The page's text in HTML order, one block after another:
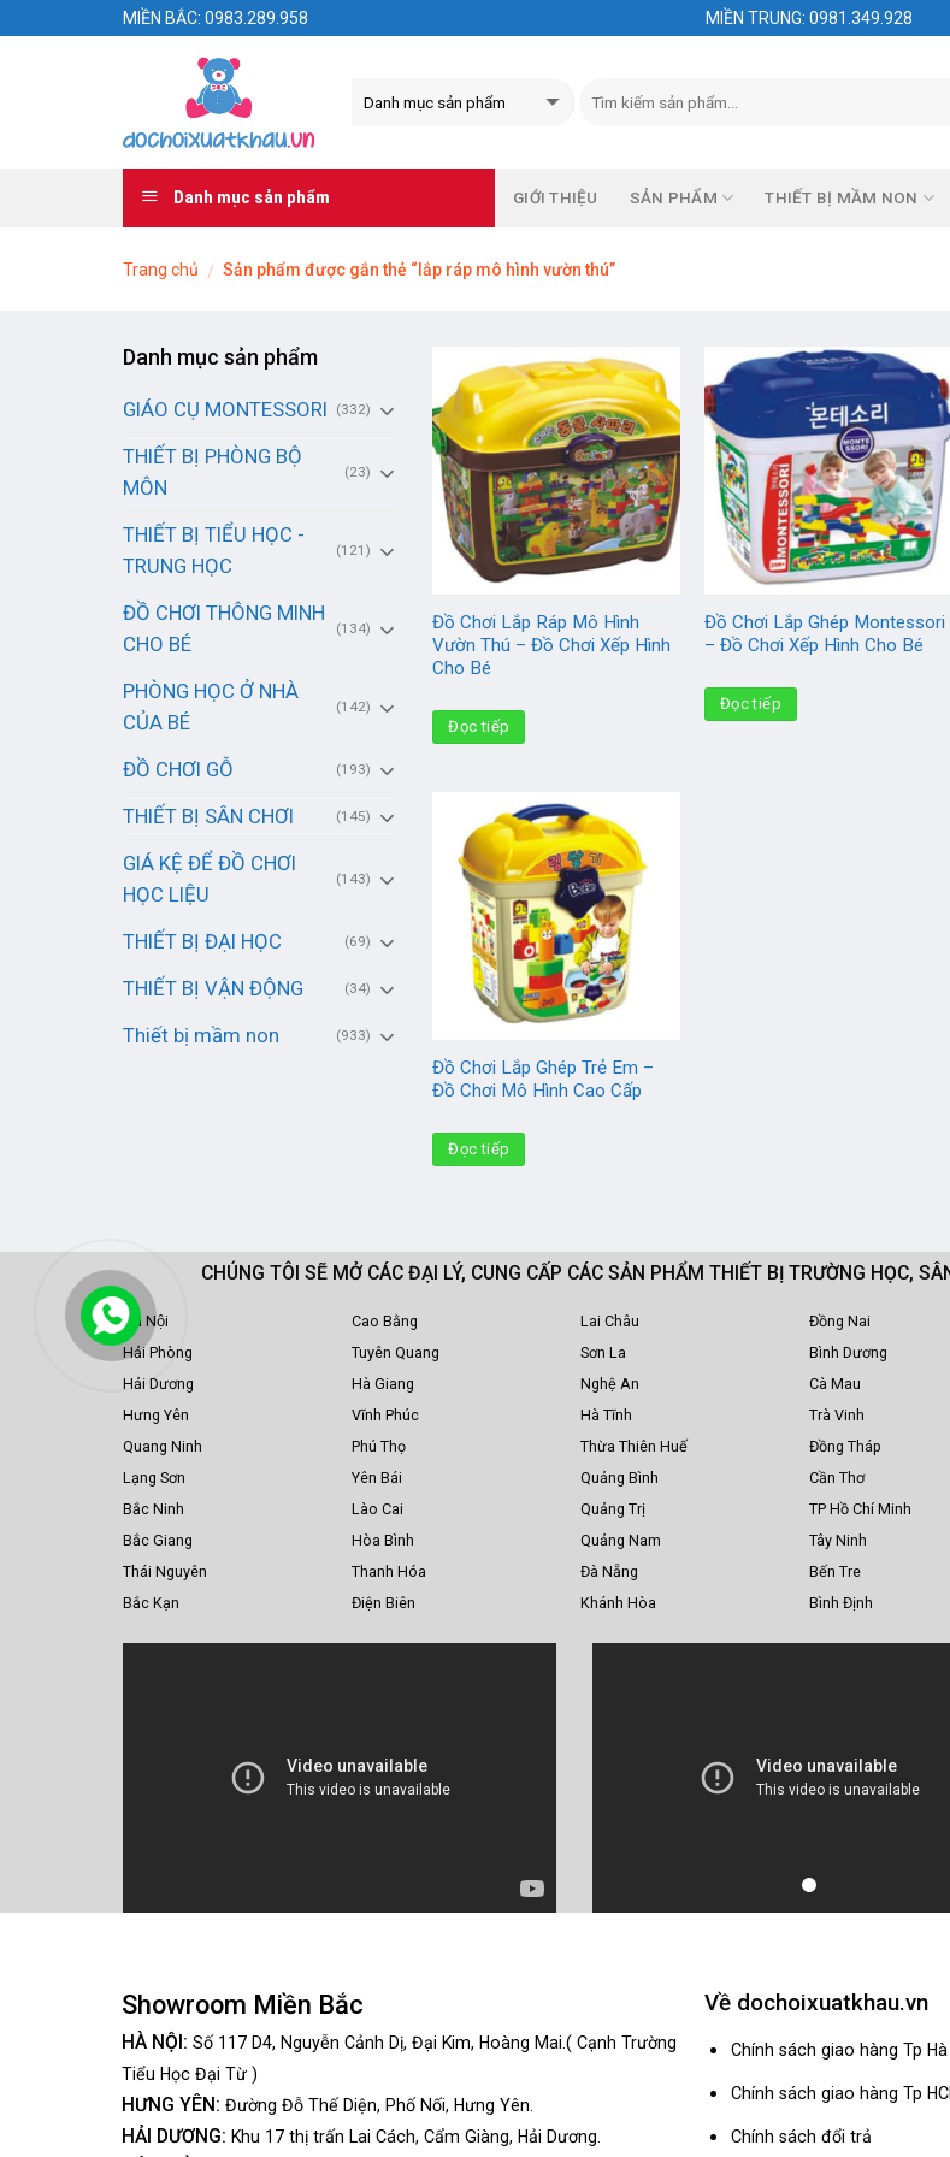
MIỀN BẮC: 0983.289.958 MIỀN TRUNG: 0981.349.928
Danh mục sản phẩm GIỚI THIỆU SẢN PHẨM THIẾT BỊ MẦM NON
Trang chủ / Sản phẩm được gắn thẻ “lắp ráp mô hình vườn thú”
Danh mục sản phẩm
GIÁO CỤ MONTESSORI (332)
THIẾT BỊ PHÒNG BỘ
MÔN
(23)
THIẾT BỊ TIỂU HỌC -
TRUNG HỌC
(121)
ĐỒ CHƠI THÔNG MINH
CHO BÉ
(134)
PHÒNG HỌC Ở NHÀ
CỦA BÉ
(142)
ĐỒ CHƠI GỖ (193)
THIẾT BỊ SÂN CHƠI (145)
GIÁ KỆ ĐỂ ĐỒ CHƠI
HỌC LIỆU
(143)
THIẾT BỊ ĐẠI HỌC (69)
THIẾT BỊ VẬN ĐỘNG (34)
Thiết bị mầm non (933)
Đồ Chơi Lắp Ráp Mô Hình
Vườn Thú – Đồ Chơi Xếp Hình
Cho Bé
Đọc tiếp
Đồ Chơi Lắp Ghép Montessori
– Đồ Chơi Xếp Hình Cho Bé
Đọc tiếp
Đồ Chơi Lắp Ghép Trẻ Em –
Đồ Chơi Mô Hình Cao Cấp
Đọc tiếp
CHÚNG TÔI SẼ MỞ CÁC ĐẠI LÝ, CUNG CẤP CÁC SẢN PHẨM THIẾT BỊ TRƯỜNG HỌC,
Hà Nội
Hải Phòng
Hải Dương
Hưng Yên
Quang Ninh
Lạng Sơn
Bắc Ninh
Bắc Giang
Thái Nguyên
Bắc Kạn
Cao Bằng
Tuyên Quang
Hà Giang
Vĩnh Phúc
Phú Thọ
Yên Bái
Lào Cai
Hòa Bình
Thanh Hóa
Điện Biên
Lai Châu
Sơn La
Nghệ An
Hà Tĩnh
Thừa Thiên Huế
Quảng Bình
Quảng Trị
Quảng Nam
Đà Nẵng
Khánh Hòa
Đồng Nai
Bình Dương
Cà Mau
Trà Vinh
Đồng Tháp
Cần Thơ
TP Hồ Chí Minh
Tây Ninh
Bến Tre
Bình Định
Showroom Miền Bắc
HÀ NỘI: Số 117 D4, Nguyễn Cảnh Dị, Đại Kim, Hoàng Mai.( Cạnh Trường
Tiểu Học Đại Từ )
HƯNG YÊN: Đường Đỗ Thế Diện, Phố Nối, Hưng Yên.
HẢI DƯƠNG: Khu 17 thị trấn Lai Cách, Cẩm Giàng, Hải Dương.
Về dochoixuatkhau.vn
Chính sách giao hàng Tp Hà
Chính sách giao hàng Tp
Chính sách đổi trả